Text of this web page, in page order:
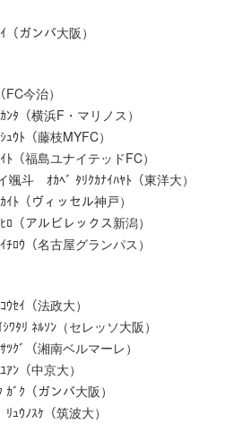
ガンバ大阪）
今治）
横浜F・マリノス）
（藤枝MYFC）
福島ユナイテッドFC）
斗 ｵｶﾍﾞ ﾀﾘｸｶﾅｲﾊﾔﾄ（東洋大）
ヴィッセル神戸）
アルビレックス新潟）
（名古屋グランパス）
（法政大）
ﾈﾙｿﾝ（セレッソ大阪）
（湘南ベルマーレ）
（中京大）
（ガンバ大阪）
ﾉｽｹ（筑波大）